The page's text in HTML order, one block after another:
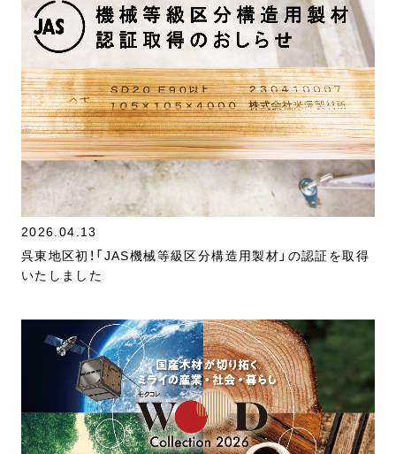
2026.04.13
呉東地区初！「JAS機械等級区分構造用製材」の認証を取得
いたしました